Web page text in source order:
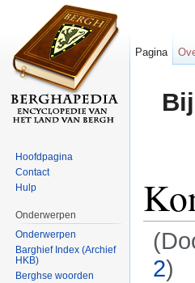
2)
Pagina
Hoofdpagina
Contact
Hulp
Onderwerpen
Onderwerpen
Barghief Index (Archief
HKB)
Berghse woorden